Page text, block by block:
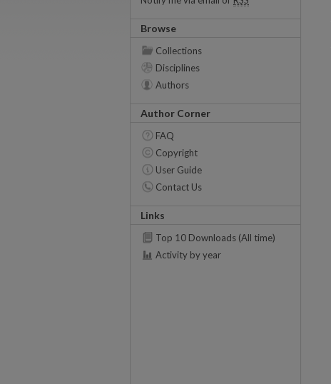
Browse
Collections
Disciplines
Authors
Author Corner
FAQ
Copyright
User Guide
Contact Us
Links
Top 10 Downloads (All time)
Activity by year